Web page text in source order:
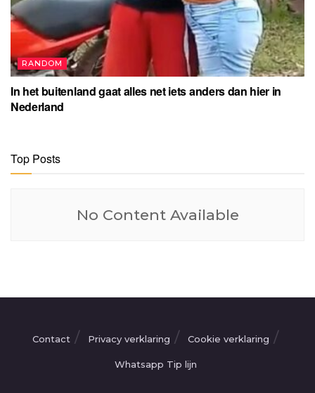
RANDOM
In het buitenland gaat alles net iets anders dan hier in
Nederland
Top Posts
No Content Available
Contact Privacy verklaring Cookie verklaring
Whatsapp Tip lijn